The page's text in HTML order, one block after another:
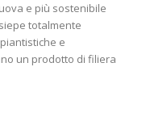
e più sostenibile
totalmente
e
un prodotto di filiera